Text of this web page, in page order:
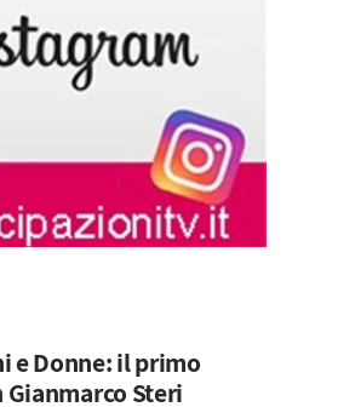
e Donne: il primo
Steri